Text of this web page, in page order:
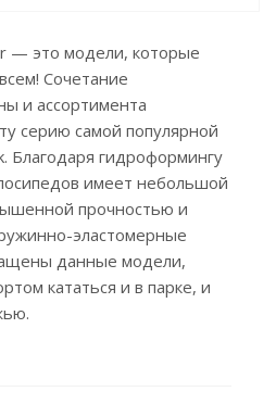
— это модели, которые
Сочетание
и ассортимента
серию самой популярной
Благодаря гидроформингу
имеет небольшой
прочностью и
эластомерные
данные модели,
кататься и в парке, и